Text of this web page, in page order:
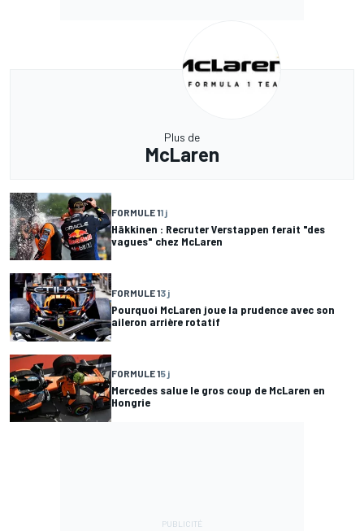
Plus de
McLaren
FORMULE 11 j
Häkkinen : Recruter Verstappen ferait "des
vagues" chez McLaren
FORMULE 13 j
Pourquoi McLaren joue la prudence avec son
aileron arrière rotatif
FORMULE 15 j
Mercedes salue le gros coup de McLaren en
Hongrie